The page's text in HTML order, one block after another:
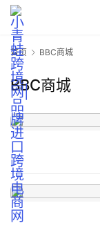
行
业
认
知
运
首页 BBC商城
BBC商城